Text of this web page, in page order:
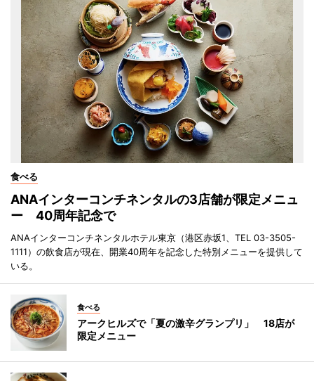
食べる
ANAインターコンチネンタルの3店舗が限定メニュ
ー 40周年記念で
ANAインターコンチネンタルホテル東京（港区赤坂1、TEL 03-3505-
1111）の飲食店が現在、開業40周年を記念した特別メニューを提供して
いる。
食べる
アークヒルズで「夏の激辛グランプリ」 18店が
限定メニュー